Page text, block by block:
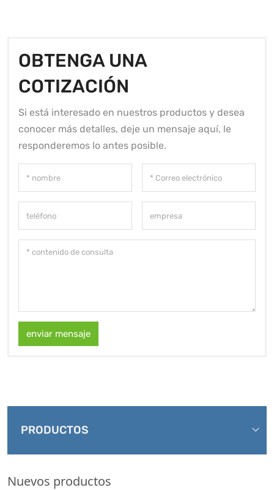
OBTENGA UNA
COTIZACIÓN
Si está interesado en nuestros productos y desea
conocer más detalles, deje un mensaje aquí, le
responderemos lo antes posible.
enviar mensaje
PRODUCTOS
Nuevos productos